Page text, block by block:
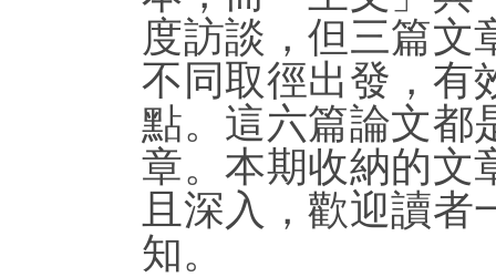
度訪談，但三篇文
不同取徑出發，有
點。這六篇論文都
章。本期收納的文
且深入，歡迎讀者
知。